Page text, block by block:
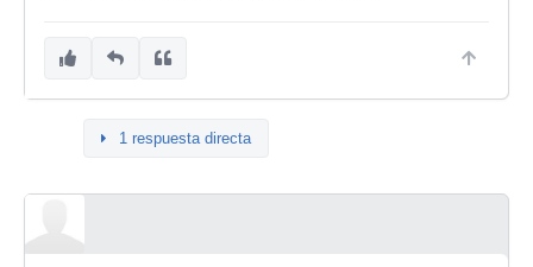
1 respuesta directa